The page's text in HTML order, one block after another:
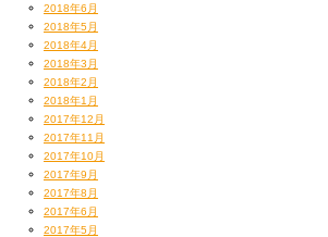
2018年6月
2018年5月
2018年4月
2018年3月
2018年2月
2018年1月
2017年12月
2017年11月
2017年10月
2017年9月
2017年8月
2017年6月
2017年5月